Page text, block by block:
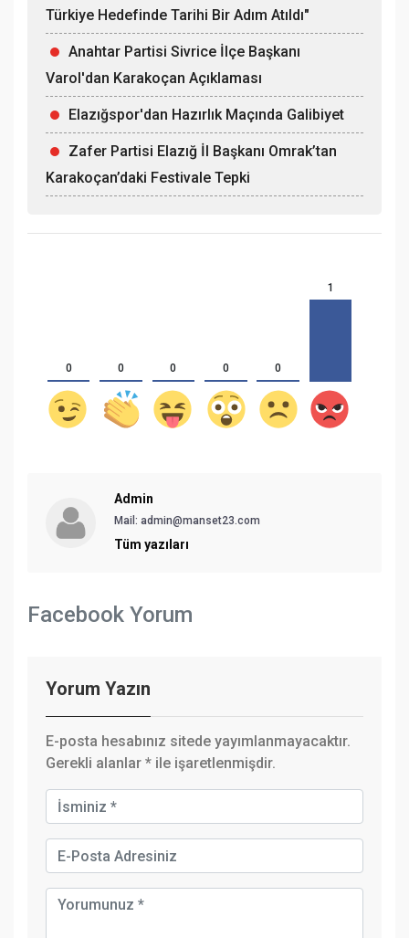
Türkiye Hedefinde Tarihi Bir Adım Atıldı"
Anahtar Partisi Sivrice İlçe Başkanı
Varol'dan Karakoçan Açıklaması
Elazığspor'dan Hazırlık Maçında Galibiyet
Zafer Partisi Elazığ İl Başkanı Omrak’tan
Karakoçan’daki Festivale Tepki
0 0 0 0 0
1
Admin
Mail: admin@manset23.com
Tüm yazıları
Facebook Yorum
Yorum Yazın
E-posta hesabınız sitede yayımlanmayacaktır.
Gerekli alanlar * ile işaretlenmişdir.